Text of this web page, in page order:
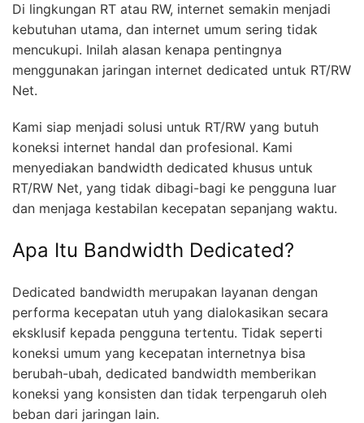
Di lingkungan RT atau RW, internet semakin menjadi
kebutuhan utama, dan internet umum sering tidak
mencukupi. Inilah alasan kenapa pentingnya
menggunakan jaringan internet dedicated untuk RT/RW
Net.
Kami siap menjadi solusi untuk RT/RW yang butuh
koneksi internet handal dan profesional. Kami
menyediakan bandwidth dedicated khusus untuk
RT/RW Net, yang tidak dibagi-bagi ke pengguna luar
dan menjaga kestabilan kecepatan sepanjang waktu.
Apa Itu Bandwidth Dedicated?
Dedicated bandwidth merupakan layanan dengan
performa kecepatan utuh yang dialokasikan secara
eksklusif kepada pengguna tertentu. Tidak seperti
koneksi umum yang kecepatan internetnya bisa
berubah-ubah, dedicated bandwidth memberikan
koneksi yang konsisten dan tidak terpengaruh oleh
beban dari jaringan lain.